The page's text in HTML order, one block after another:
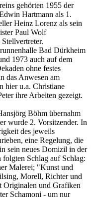
gehörten 1955 der
Hartmann als 1.
Heinz Lorenz als sein
Paul Wolf
Bad Dürkheim
1973 auch auf dem
ohne festes
das Anwesen am
hier u.a. Christiane
ihre Arbeiten gezeigt.
Böhm übernahm
wurde 2. Vorsitzender. In
des jeweils
eine Regelung, die
sein neues Domizil in der
Schlag auf Schlag:
Malerei; "Kunst und
Morell, Richter und
Originalen und Grafiken
Schamoni - um nur